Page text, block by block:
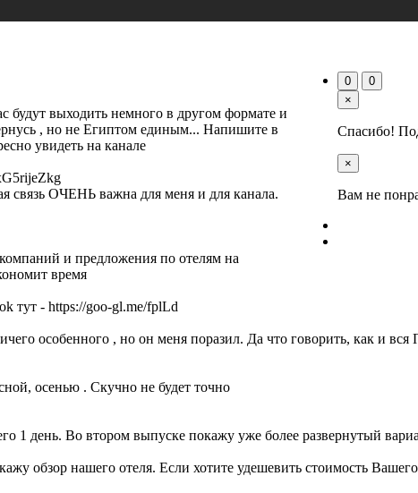
0
0
×
Спасибо!
×
Вам не
будут выходить немного в другом формате и
, но не Египтом единым... Напишите в
увидеть на канале
связь ОЧЕНЬ важна для меня и для канала.
и предложения по отелям на
время
тут - https://goo-gl.me/fplLd
особенного , но он меня поразил. Да что говорить, как и
осенью . Скучно не будет точно
1 день. Во втором выпуске покажу уже более развернутый
обзор нашего отеля. Если хотите удешевить стоимость